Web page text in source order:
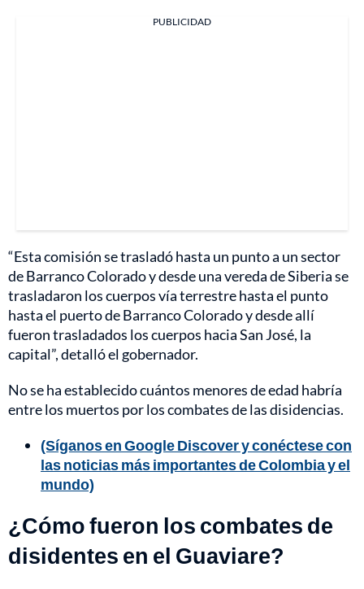
PUBLICIDAD
“Esta comisión se trasladó hasta un punto a un sector
de Barranco Colorado y desde una vereda de Siberia se
trasladaron los cuerpos vía terrestre hasta el punto
hasta el puerto de Barranco Colorado y desde allí
fueron trasladados los cuerpos hacia San José, la
capital”, detalló el gobernador.
No se ha establecido cuántos menores de edad habría
entre los muertos por los combates de las disidencias.
(Síganos en Google Discover y conéctese con
las noticias más importantes de Colombia y el
mundo)
¿Cómo fueron los combates de
disidentes en el Guaviare?